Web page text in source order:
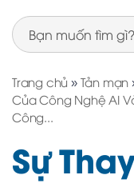
Trang chủ » Tản mạn
Của Công Nghệ AI
Công...
Sự